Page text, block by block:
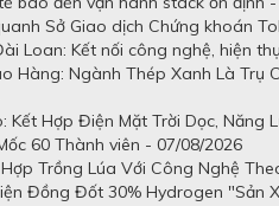
Sở Giao dịch Chứng khoán
Loan: Kết nối công nghệ, hiện
Hàng: Ngành Thép Xanh Là Trụ
Hợp Điện Mặt Trời Dọc, Năng
60 Thành viên - 07/08/2026
Trồng Lúa Với Công Nghệ
Đồng Đốt 30% Hydrogen "Sản